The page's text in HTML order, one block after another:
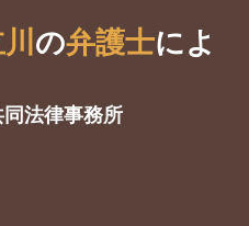
の弁護士によ
法律事務所